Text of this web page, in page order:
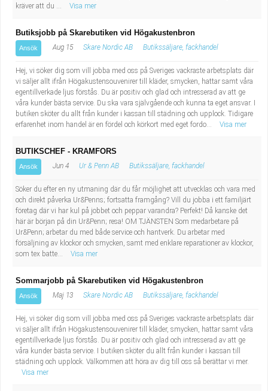
kräver att du ...
Visa mer
Butiksjobb på Skarebutiken vid Högakustenbron
Ansök Aug 15 Skare Nordic AB Butikssäljare, fackhandel
Hej, vi söker dig som vill jobba med oss på Sveriges vackraste arbetsplats där
vi säljer allt ifrån Högakustensouvenirer till kläder, smycken, hattar samt våra
egentillverkade ljus förstås. Du är positiv och glad och intresserad av att ge
våra kunder bästa service. Du ska vara självgående och kunna ta eget ansvar. I
butiken sköter du allt från kunder i kassan till städning och upplock. Tidigare
erfarenhet inom handel är en fördel och körkort med eget fordo...
Visa mer
BUTIKSCHEF - KRAMFORS
Ansök Jun 4 Ur & Penn AB Butikssäljare, fackhandel
Söker du efter en ny utmaning där du får möjlighet att utvecklas och vara med
och direkt påverka Ur&Penns; fortsatta framgång? Vill du jobba i ett familjärt
företag där vi har kul på jobbet och peppar varandra? Perfekt! Då kanske det
här är början på din Ur&Penn; resa! OM TJÄNSTEN Som medarbetare på
Ur&Penn; arbetar du med både service och hantverk. Du arbetar med
försäljning av klockor och smycken, samt med enklare reparationer av klockor,
som tex batte...
Visa mer
Sommarjobb på Skarebutiken vid Högakustenbron
Ansök Maj 13 Skare Nordic AB Butikssäljare, fackhandel
Hej, vi söker dig som vill jobba med oss på Sveriges vackraste arbetsplats där
vi säljer allt ifrån Högakustensouvenirer till kläder, smycken, hattar samt våra
egentillverkade ljus förstås. Du är positiv och glad och intresserad av att ge
våra kunder bästa service. I butiken sköter du allt från kunder i kassan till
städning och upplock. Välkommen att höra av dig till oss så berättar vi mer.
Visa mer